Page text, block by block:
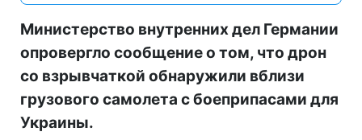
Министерство внутренних дел Германии
опровергло сообщение о том, что дрон
со взрывчаткой обнаружили вблизи
грузового самолета с боеприпасами для
Украины.